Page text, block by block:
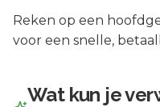
Reken op een
voor een snelle,
Wat kun je